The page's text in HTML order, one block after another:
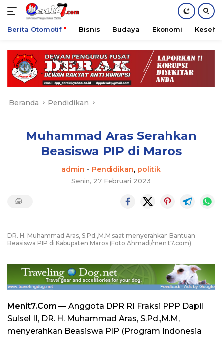
konten
Berita Otomotif Bisnis Budaya Ekonomi
Beranda Pendidikan
Muhammad Aras Serahkan
Beasiswa PIP di Maros
admin - Pendidikan, politik
Senin, 27 Februari 2023
DR. H. Muhammad Aras, S.Pd.,M.M saat menyerahkan Bantuan
Beasiswa PIP di Kabupaten Maros (Foto Ahmadi/menit7.com)
Menit7.Com — Anggota DPR RI Fraksi PPP Dapil
Sulsel II, DR. H. Muhammad Aras, S.Pd.,M.M,
menyerahkan Beasiswa PIP (Program Indonesia